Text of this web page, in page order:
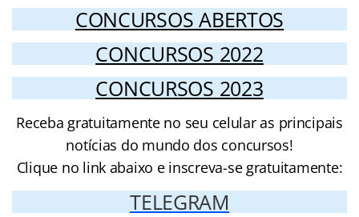
CONCURSOS ABERTOS
CONCURSOS 2022
CONCURSOS 2023
Receba gratuitamente no seu celular as principais
notícias do mundo dos concursos!
Clique no link abaixo e inscreva-se gratuitamente:
TELEGRAM